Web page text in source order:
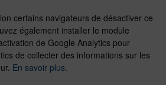
certains navigateurs de désactiver ce
également installer le module
de Google Analytics pour
de collecter des informations sur les
En savoir plus.